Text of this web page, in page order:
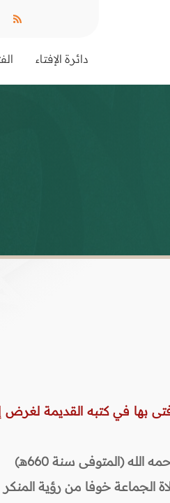
دائرة الإفتاء
بها في كتبه القديمة لغرض
الله (المتوفى سنة 660هـ)
الجماعة خوفا من رؤية المنكر